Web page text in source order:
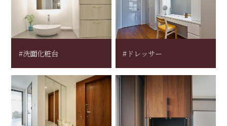
#洗面化粧台 #ドレッサー